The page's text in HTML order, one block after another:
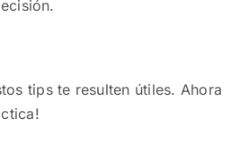
tips te resulten útiles. Ahora